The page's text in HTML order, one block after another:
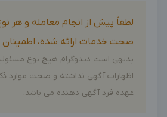
لطفاً پیش از انجام معامله و هر
صحت خدمات ارائه شده، اطمینان
بدیهی است دیدوگرام هیچ نوع
اظهارات آگهی نداشته و صحت موارد
عهده فرد آگهی دهنده می باشد.